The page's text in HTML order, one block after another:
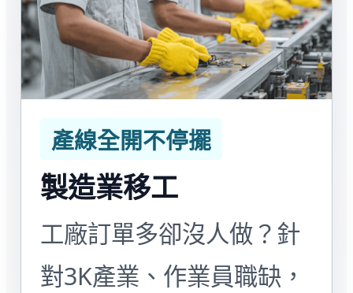
產線全開不停擺
製造業移工
工廠訂單多卻沒人做？針
對3K產業、作業員職缺，